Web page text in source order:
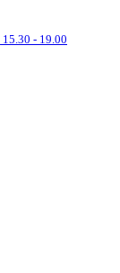
15.30 - 19.00